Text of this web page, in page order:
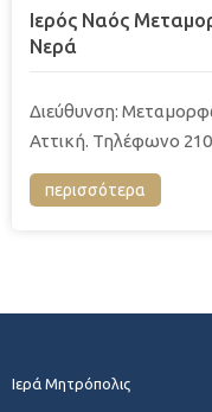
Ιερός Ναός
Νερά
Διεύθυνση:
Αττική. Τηλέφωνο
περισσότερα
Ιερά Μητρόπολις